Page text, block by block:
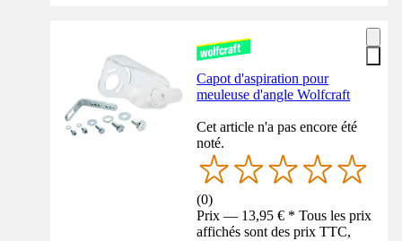
Capot d'aspiration pour
meuleuse d'angle Wolfcraft
Cet article n'a pas encore été
noté.
(0)
Prix — 13,95 € * Tous les prix
affichés sont des prix TTC,